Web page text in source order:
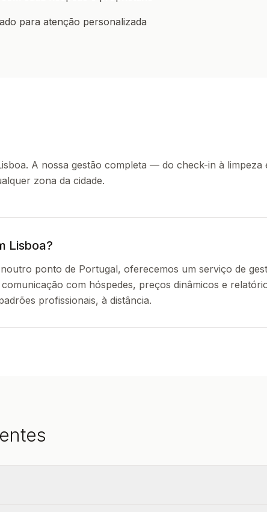
para atenção personalizada
A nossa gestão completa — do check-in à limpeza
zona da cidade.
Lisboa?
ponto de Portugal, oferecemos um serviço de
com hóspedes, preços dinâmicos e
profissionais, à distância.